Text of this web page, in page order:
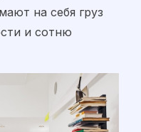
на себя груз
и сотню